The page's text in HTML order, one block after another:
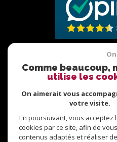
Comme beaucoup,
utilise les
On aimerait vous
votre visite.
En poursuivant, vous acceptez
cookies par ce site, afin de
contenus adaptés et réaliser